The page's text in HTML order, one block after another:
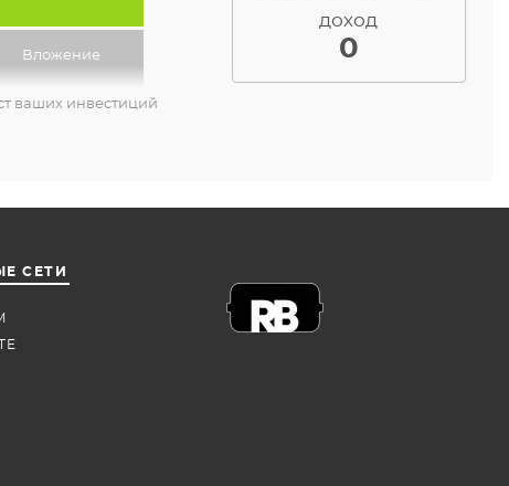
Вложение
ваших инвестиций
доход
0
СЕТИ